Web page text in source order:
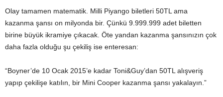
Olay tamamen matematik. Milli Piyango biletleri 50TL ama
kazanma şansı on milyonda bir. Çünkü 9.999.999 adet biletten
birine büyük ikramiye çıkacak. Öte yandan kazanma şansınızın çok
daha fazla olduğu şu çekiliş ise enteresan:
“Boyner’de 10 Ocak 2015’e kadar Toni&Guy’dan 50TL alışveriş
yapıp çekilişe katılın, bir Mini Cooper kazanma şansı yakalayın.”